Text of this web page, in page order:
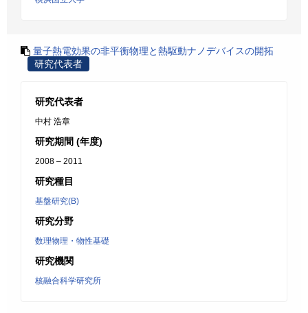
量子熱電効果の非平衡物理と熱駆動ナノデバイスの開拓
研究代表者
研究代表者
中村 浩章
研究期間 (年度)
2008 – 2011
研究種目
基盤研究(B)
研究分野
数理物理・物性基礎
研究機関
核融合科学研究所